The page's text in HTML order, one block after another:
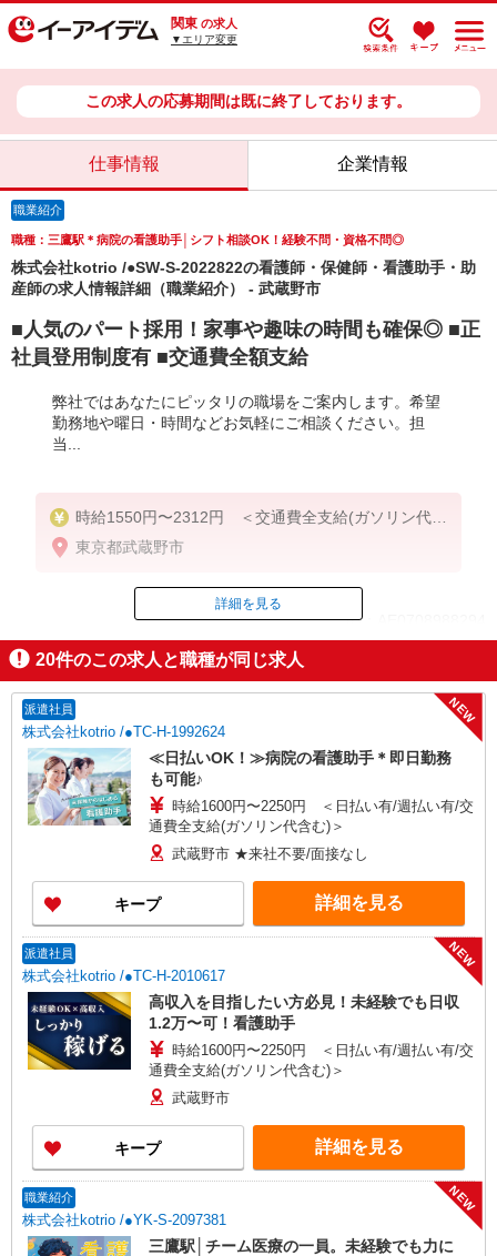
関東 の求人
▼エリア変更
この求人の応募期間は既に終了しております。
仕事情報 企業情報
職業紹介
職種：三鷹駅＊病院の看護助手│シフト相談OK！経験不問・資格不問◎
株式会社kotrio /●SW-S-2022822の看護師・保健師・看護助手・助
産師の求人情報詳細（職業紹介） - 武蔵野市
■人気のパート採用！家事や趣味の時間も確保◎ ■正
社員登用制度有 ■交通費全額支給
弊社ではあなたにピッタリの職場をご案内します。希望
勤務地や曜日・時間などお気軽にご相談ください。担
当...
時給1550円〜2312円 ＜交通費全支給(ガソリン代含
む)＞
東京都武蔵野市
ID：AE0708988294
掲載期間終了
詳細を見る
20件のこの求人と職種が同じ求人
派遣社員
株式会社kotrio /●TC-H-1992624
NEW
≪日払いOK！≫病院の看護助手＊即日勤務
も可能♪
時給1600円〜2250円 ＜日払い有/週払い有/交
通費全支給(ガソリン代含む)＞
武蔵野市 ★来社不要/面接なし
キープ 詳細を見る
派遣社員
株式会社kotrio /●TC-H-2010617
NEW
高収入を目指したい方必見！未経験でも日収
1.2万〜可！看護助手
時給1600円〜2250円 ＜日払い有/週払い有/交
通費全支給(ガソリン代含む)＞
武蔵野市
キープ 詳細を見る
職業紹介
株式会社kotrio /●YK-S-2097381
NEW
三鷹駅│チーム医療の一員。未経験でも力に